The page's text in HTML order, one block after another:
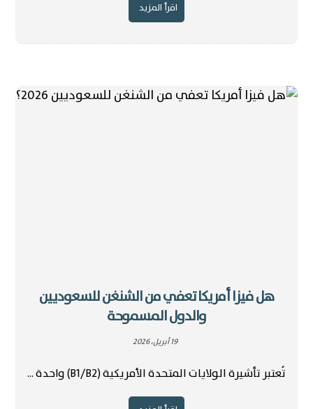
اقرأ المزيد
هل فيزا أمريكا تعفي من الشنغن للسعوديين
والدول المسموحة
19 أبريل، 2026
تُعتبر تأشيرة الولايات المتحدة الأمريكية (B1/B2) واحدة ...